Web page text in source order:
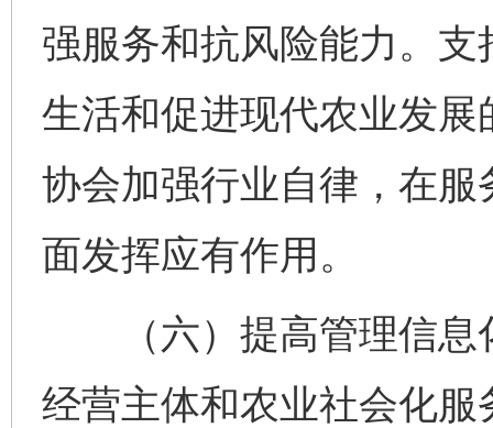
强服务和抗风险能力。
生活和促进现代农业发
协会加强行业自律，在
面发挥应有作用。
（六）提高管理信息
经营主体和农业社会化